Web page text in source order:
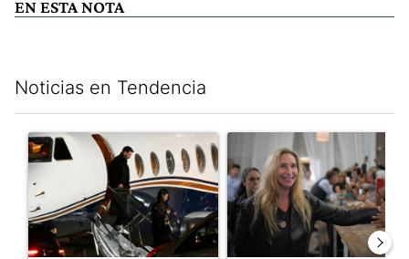
EN ESTA NOTA
Noticias en Tendencia
Un artículo de tendencia con el título "Lionel Messi llegó a
Un artículo de tendencia